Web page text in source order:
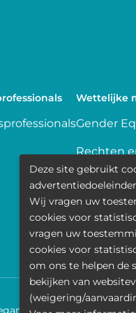
Wettelijke
Gender
Rechten
Delen van
Politique
Contact
Deze site gebruikt
Wij vragen uw
cookies voor
vragen uw
cookies voor
om ons te helpen de
bekijken van
(weigering/